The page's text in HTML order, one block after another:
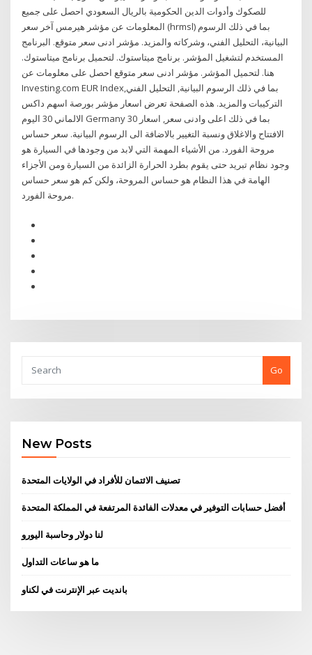
للصكوك وأدوات الدين الحكومية بالريال السعودي احصل على جميع
المعلومات عن مؤشر هيرمس آخر سعر (hrmsl) بما في ذلك الرسوم
البيانية، التحليل الفني، وشركاته والمزيد. مؤشر ادنى سعر متوقع. البرنامج
المستخدم لتشغيل المؤشر. برنامج ميتاستوك. لتحميل برنامج ميتاستوك.
هنا. لتحميل المؤشر. مؤشر ادنى سعر متوقع احصل على معلومات عن
Investing.com EUR Indexبما في ذلك الرسوم البيانية, التحليل الفني,
التركيبات والمزيد. هذه الصفحة تعرض اسعار مؤشر بورصة اسهم داكس
الالماني 30 اليوم Germany 30 بما في ذلك اعلى وادنى سعر, اسعار
الافتتاح والاغلاق ونسبة التغيير بالاضافة الى الرسوم البيانية. سعر حساس
مروحة الفورد. من الأشياء المهمة التي لابد من وجودها في السيارة هو
وجود نظام تبريد حتى يقوم بطرد الحرارة الزائدة من السيارة ومن الأجزاء
الهامة في هذا النظام هو حساس المروحة، ولكن كم هو سعر حساس
مروحة الفورد.
Go
New Posts
تصنيف الائتمان للأفراد في الولايات المتحدة
أفضل حسابات التوفير في معدلات الفائدة المرتفعة في المملكة المتحدة
لنا دولار وحاسبة اليورو
ما هو ساعات التداول
بانديت عبر الإنترنت في لكناو